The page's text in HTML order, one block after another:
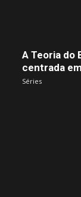
A Teoria do
centrada
Séries